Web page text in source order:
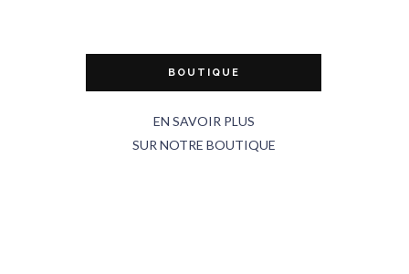
BOUTIQUE
EN SAVOIR PLUS
SUR NOTRE BOUTIQUE